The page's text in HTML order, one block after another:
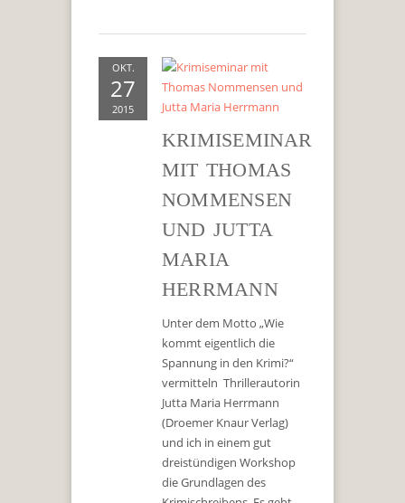
OKT.
27
2015
KRIMISEMINAR
MIT THOMAS
NOMMENSEN
UND JUTTA
MARIA
HERRMANN
Unter dem Motto „Wie
kommt eigentlich die
Spannung in den Krimi?“
vermitteln Thrillerautorin
Jutta Maria Herrmann
(Droemer Knaur Verlag)
und ich in einem gut
dreistündigen Workshop
die Grundlagen des